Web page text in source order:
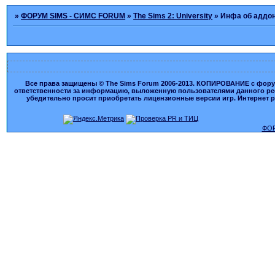
»ФОРУМ SIMS - СИМС FORUM »The Sims 2: University » Инфа об
Все права защищены © The Sims Forum 2006-2013. КОПИРОВАНИЕ с
ответственности за информацию, выложенную пользователями данного
убедительно просит приобретать лицензионные версии игр.